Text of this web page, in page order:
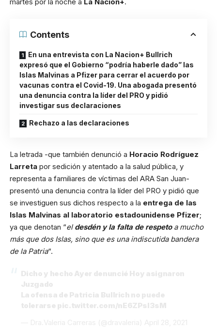
Contents
En una entrevista con La Nacion+ Bullrich
expresó que el Gobierno “podría haberle dado” las
Islas Malvinas a Pfizer para cerrar el acuerdo por
vacunas contra el Covid-19. Una abogada presentó
una denuncia contra la líder del PRO y pidió
investigar sus declaraciones
Rechazo a las declaraciones
La letrada -que también denunció a Horacio Rodríguez
Larreta por sedición y atentado a la salud pública, y
representa a familiares de víctimas del ARA San Juan-
presentó una denuncia contra la líder del PRO y pidió que
se investiguen sus dichos respecto a la entrega de las
Islas Malvinas al laboratorio estadounidense Pfizer;
ya que denotan “el desdén y la falta de respeto a mucho
más que dos Islas, sino que es una indiscutida bandera
de la Patria“.